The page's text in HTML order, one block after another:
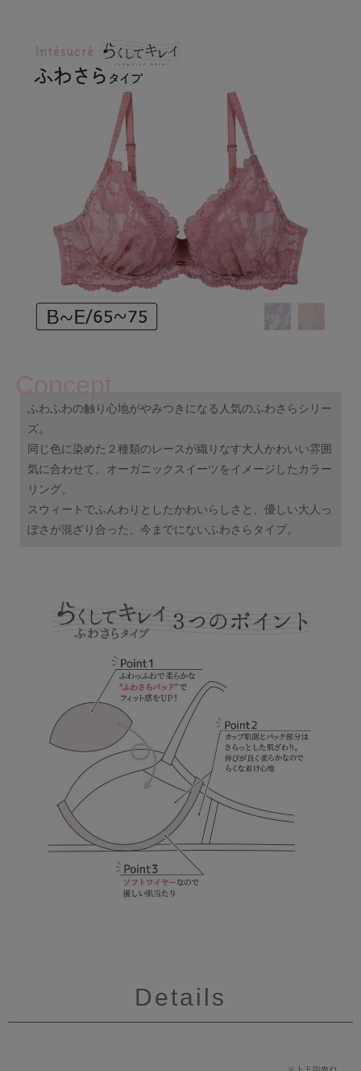
ふわふわの触り心地がやみつきになる人気のふわさらシリー
ズ。
同じ色に染めた２種類のレースが織りなす大人かわいい雰囲
気に合わせて、オーガニックスイーツをイメージしたカラー
リング。
スウィートでふんわりとしたかわいらしさと、優しい大人っ
ぽさが混ざり合った、今までにないふわさらタイプ。
Details